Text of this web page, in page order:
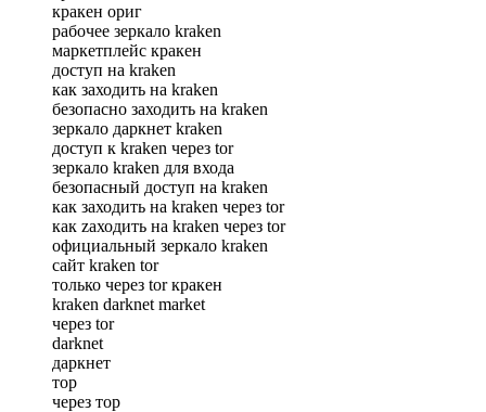
кракен ориг
рабочее зеркало kraken
маркетплейс кракен
доступ на kraken
как заходить на kraken
безопасно заходить на kraken
зеркало даркнет kraken
доступ к kraken через tor
зеркало kraken для входа
безопасный доступ на kraken
как зaходить на kraken через tor
как zaходить на kraken через tor
официальный зеркало kraken
сайт kraken tor
только через tor кракен
kraken darknet market
через tor
darknet
даркнет
тор
через тор